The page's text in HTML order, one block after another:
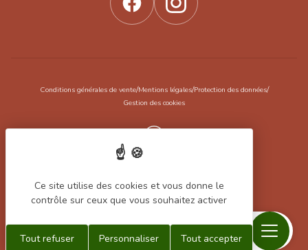
Recherche Contact
Mon
Mon
Menu
Conditions générales de vente/Mentions légales/Protection des données/
Gestion des cookies
Réalisation Koredge
Ce site utilise des cookies et vous donne le
contrôle sur ceux que vous souhaitez activer
Tout accepter
Tout refuser Personnaliser